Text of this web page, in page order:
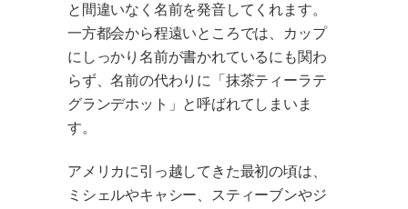
と間違いなく名前を発音してくれます。
一方都会から程遠いところでは、カップ
にしっかり名前が書かれているにも関わ
らず、名前の代わりに「抹茶ティーラテ
グランデホット」と呼ばれてしまいま
す。
アメリカに引っ越してきた最初の頃は、
ミシェルやキャシー、スティーブンやジ